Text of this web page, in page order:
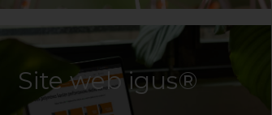
Site web igus®